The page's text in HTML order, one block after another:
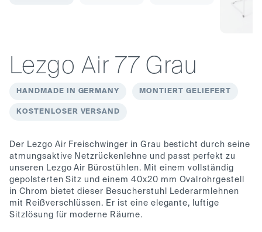
Lezgo Air 77 Grau
HANDMADE IN GERMANY MONTIERT GELIEFERT
KOSTENLOSER VERSAND
Der Lezgo Air Freischwinger in Grau besticht durch seine
atmungsaktive Netzrückenlehne und passt perfekt zu
unseren Lezgo Air Bürostühlen. Mit einem vollständig
gepolsterten Sitz und einem 40x20 mm Ovalrohrgestell
in Chrom bietet dieser Besucherstuhl Lederarmlehnen
mit Reißverschlüssen. Er ist eine elegante, luftige
Sitzlösung für moderne Räume.